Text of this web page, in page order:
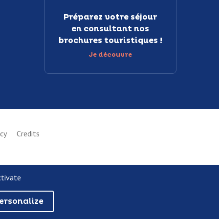
Préparez votre séjour
en consultant nos
brochures touristiques !
Je découvre
Credits